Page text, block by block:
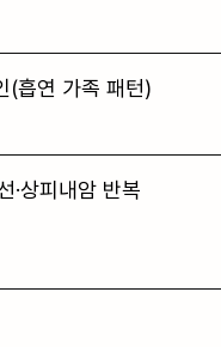
(흡연 가족 패턴)
·상피내암 반복